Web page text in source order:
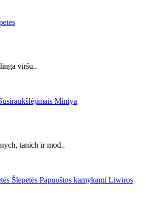
viršu..
tanich ir mod..